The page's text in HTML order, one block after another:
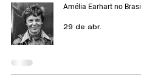
Amélia Earhart no Brasil
29 de abr.